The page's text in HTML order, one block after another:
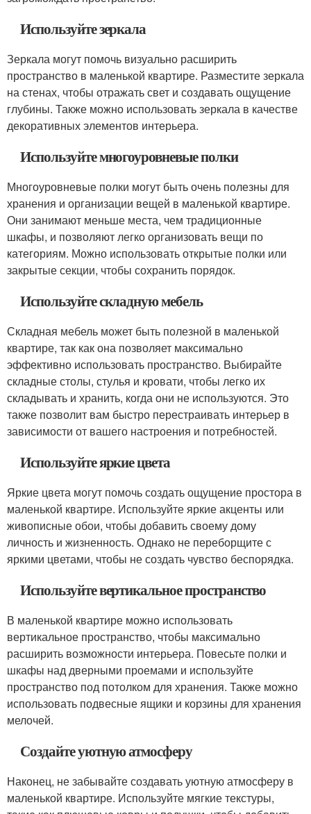
Используйте зеркала
Зеркала могут помочь визуально расширить
пространство в маленькой квартире. Разместите зеркала
на стенах, чтобы отражать свет и создавать ощущение
глубины. Также можно использовать зеркала в качестве
декоративных элементов интерьера.
Используйте многоуровневые полки
Многоуровневые полки могут быть очень полезны для
хранения и организации вещей в маленькой квартире.
Они занимают меньше места, чем традиционные
шкафы, и позволяют легко организовать вещи по
категориям. Можно использовать открытые полки или
закрытые секции, чтобы сохранить порядок.
Используйте складную мебель
Складная мебель может быть полезной в маленькой
квартире, так как она позволяет максимально
эффективно использовать пространство. Выбирайте
складные столы, стулья и кровати, чтобы легко их
складывать и хранить, когда они не используются. Это
также позволит вам быстро перестраивать интерьер в
зависимости от вашего настроения и потребностей.
Используйте яркие цвета
Яркие цвета могут помочь создать ощущение простора в
маленькой квартире. Используйте яркие акценты или
живописные обои, чтобы добавить своему дому
личность и жизненность. Однако не переборщите с
яркими цветами, чтобы не создать чувство беспорядка.
Используйте вертикальное пространство
В маленькой квартире можно использовать
вертикальное пространство, чтобы максимально
расширить возможности интерьера. Повесьте полки и
шкафы над дверными проемами и используйте
пространство под потолком для хранения. Также можно
использовать подвесные ящики и корзины для хранения
мелочей.
Создайте уютную атмосферу
Наконец, не забывайте создавать уютную атмосферу в
маленькой квартире. Используйте мягкие текстуры,